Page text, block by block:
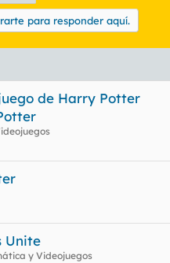
para responder aquí.
de Harry Potter
Unite
y Videojuegos